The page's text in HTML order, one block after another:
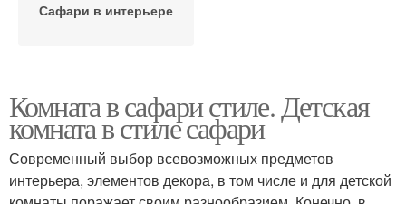
Сафари в интерьере
Комната в сафари стиле. Детская
комната в стиле сафари
Современный выбор всевозможных предметов
интерьера, элементов декора, в том числе и для детской